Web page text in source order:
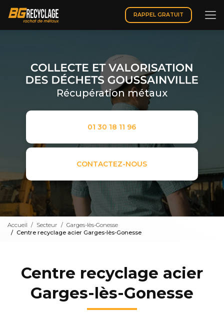
contenu
principal
RAPPEL GRATUIT
Récupération métaux
01 30 18 11 96
CONTACTEZ-NOUS
Accueil Secteur
Garges-lès-Gonesse
Centre recyclage acier Garges-lès-Gonesse
Centre recyclage acier
Garges-lès-Gonesse